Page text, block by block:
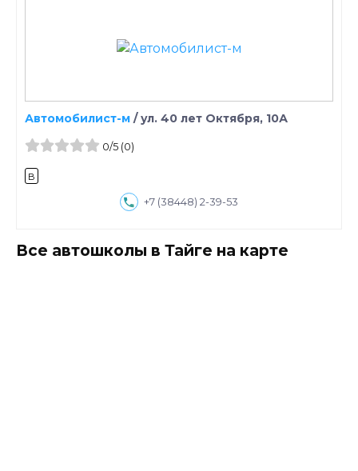
Автомобилист-м /ул. 40 лет Октября, 10А
0/5(0)
B
+7 (38448) 2-39-53
Все автошколы в Тайге на карте